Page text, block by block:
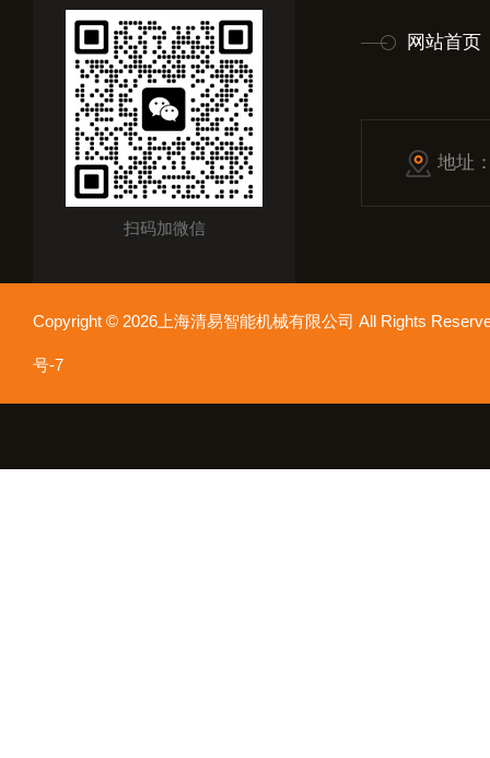
扫码加微信
网站首页
地址
Copyright © 2026上海清易智能机械有限公司 All Rights
号-7